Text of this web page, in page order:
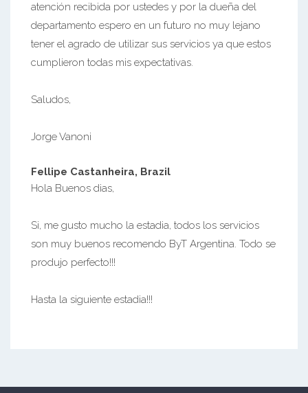
atención recibida por ustedes y por la dueña del
departamento espero en un futuro no muy lejano
tener el agrado de utilizar sus servicios ya que estos
cumplieron todas mis expectativas.
Saludos,
Jorge Vanoni
Fellipe Castanheira, Brazil
Hola Buenos dias,
Si, me gusto mucho la estadia, todos los servicios
son muy buenos recomendo ByT Argentina. Todo se
produjo perfecto!!!
Hasta la siguiente estadia!!!